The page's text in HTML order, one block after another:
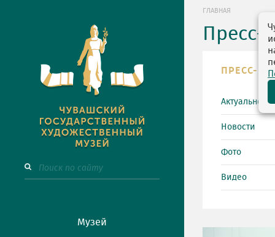
Музей
ГЛАВНАЯ
Пресс-
ПРЕСС-
Актуально
Новости
Фото
Видео